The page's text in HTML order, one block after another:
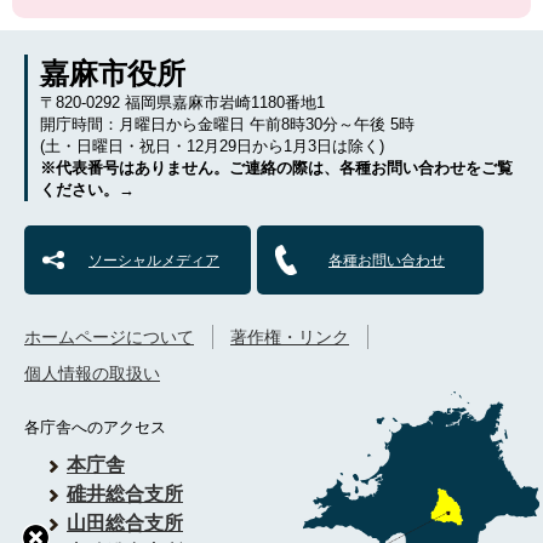
嘉麻市役所
〒820-0292 福岡県嘉麻市岩崎1180番地1
開庁時間：月曜日から金曜日 午前8時30分～午後 5時
(土・日曜日・祝日・12月29日から1月3日は除く)
※代表番号はありません。ご連絡の際は、各種お問い合わせをご覧
ください。→
ソーシャルメディア 各種お問い合わせ
各庁舎へのアクセス
本庁舎
碓井総合支所
山田総合支所
ホームページについて
著作権・リンク
個人情報の取扱い